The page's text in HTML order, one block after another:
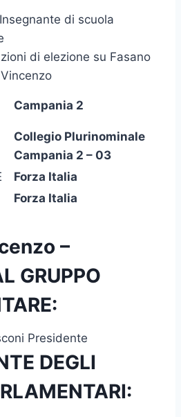
di scuola
di elezione su Fasano
Vincenzo
Campania 2
Collegio Plurinominale
Campania 2 – 03
Forza Italia
Forza Italia
–
GRUPPO
Presidente
DEGLI